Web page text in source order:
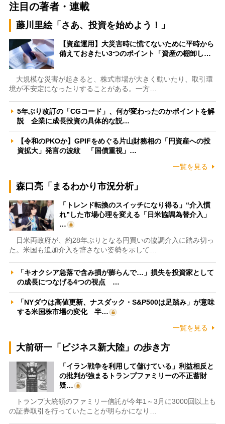
注目の著者・連載
藤川里絵「さあ、投資を始めよう！」
【資産運用】大災害時に慌てないために平時から
備えておきたい3つのポイント「資産の棚卸し…
大規模な災害が起きると、株式市場が大きく動いたり、取引環
境が不安定になったりすることがある。一方…
5年ぶり改訂の「CGコード」、何が変わったのかポイントを解
説 企業に成長投資の具体的な説…
【令和のPKOか】GPIFをめぐる片山財務相の「円資産への投
資拡大」発言の波紋 「国債重視」…
一覧を見る
森口亮「まるわかり市況分析」
「トレンド転換のスイッチになり得る」“介入慣
れ”した市場心理を変える「日米協調為替介入」
…
日米両政府が、約28年ぶりとなる円買いの協調介入に踏み切っ
た。米国も追加介入を辞さない姿勢を示して…
「キオクシア急落で含み損が膨らんで…」損失を投資家として
の成長につなげる4つの視点 …
「NYダウは高値更新、ナスダック・S&P500は足踏み」が意味
する米国株市場の変化 半…
一覧を見る
大前研一「ビジネス新大陸」の歩き方
「イラン戦争を利用して儲けている」利益相反と
の批判が強まるトランプファミリーの不正蓄財
疑…
トランプ大統領のファミリー信託が今年1～3月に3000回以上も
の証券取引を行っていたことが明らかになり…